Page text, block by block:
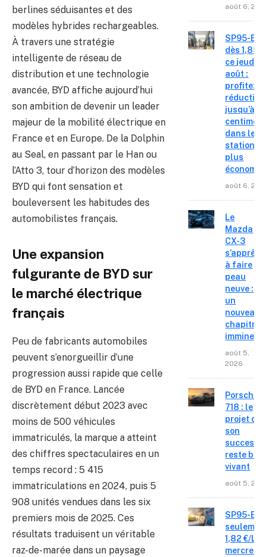
berlines séduisantes et des
modèles hybrides rechargeables.
À travers une stratégie
intelligente de réseau de
distribution et une technologie
avancée, BYD affiche aujourd’hui
son ambition de devenir un leader
majeur de la mobilité électrique en
France et en Europe. De la Dolphin
au Seal, en passant par le Han ou
l’Atto 3, tour d’horizon des modèles
BYD qui font sensation et
bouleversent les habitudes des
automobilistes français.
Une expansion
fulgurante de BYD sur
le marché électrique
français
Peu de fabricants automobiles
peuvent s’enorgueillir d’une
progression aussi rapide que celle
de BYD en France. Lancée
discrètement début 2023 avec
moins de 500 véhicules
immatriculés, la marque a atteint
des chiffres spectaculaires en un
temps record : 5 415
immatriculations en 2024, puis 5
908 unités vendues dans les six
premiers mois de 2025. Ces
résultats traduisent un véritable
raz-de-marée dans un paysage
août 6,
SP95-E10
dès 1,85
ce jeudi 6
août :
profitez
jusqu’à 15
centimes
dans les
stations
plus
août 6,
Le
Mazda
CX-3
s’apprête
à faire
peau
neuve :
un
nouveau
chapitre
imminent
août 5,
2026
Porsche
718 : le
projet de
son
reste bien
vivant
août 5,
SP95-E10
1,82 €/L
mercredi